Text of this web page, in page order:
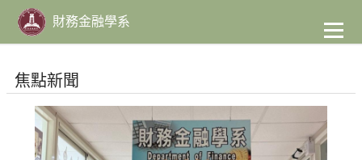
主
要
容
財務金融學系
焦點新聞